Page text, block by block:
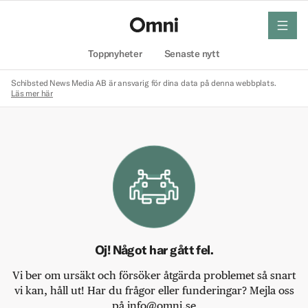
Toppnyheter Senaste nytt
meny
Schibsted News Media AB är ansvarig för dina data på denna webbplats.
Läs mer här
Oj! Något har gått fel.
Vi ber om ursäkt och försöker åtgärda problemet så snart
vi kan, håll ut! Har du frågor eller funderingar? Mejla oss